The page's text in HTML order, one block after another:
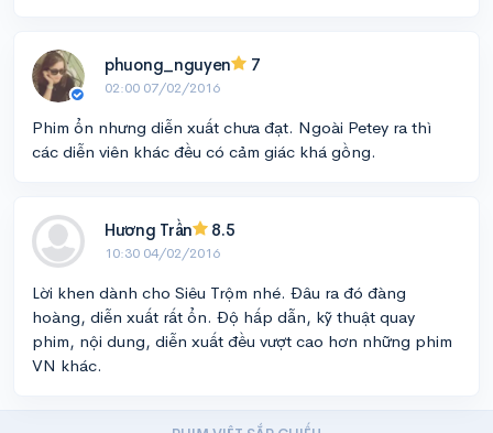
phuong_nguyen 7
02:00 07/02/2016
Phim ổn nhưng diễn xuất chưa đạt. Ngoài Petey ra thì
các diễn viên khác đều có cảm giác khá gồng.
Hương Trần 8.5
10:30 04/02/2016
Lời khen dành cho Siêu Trộm nhé. Đâu ra đó đàng
hoàng, diễn xuất rất ổn. Độ hấp dẫn, kỹ thuật quay
phim, nội dung, diễn xuất đều vượt cao hơn những phim
VN khác.